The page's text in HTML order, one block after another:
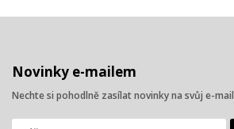
Novinky e-mailem
Nechte si pohodlně zasílat novinky na svůj e-mail